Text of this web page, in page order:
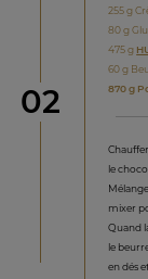
étape
02
255 g
80 g
475 g
60 g
870 g
le
mixer
Quand
le
en dés